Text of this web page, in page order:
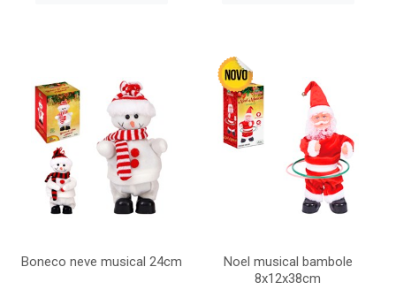
Boneco neve musical 24cm
Noel musical bambole
8x12x38cm